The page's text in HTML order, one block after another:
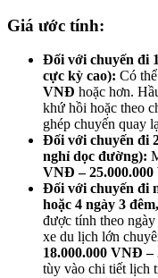
Giá ước tính:
Đối với chuyến đi
cực kỳ cao): Có
VNĐ hoặc hơn.
khứ hồi hoặc theo
ghép chuyến quay
Đối với chuyến đi
nghỉ dọc đường):
VNĐ –
Đối với chuyến đi
hoặc 4 ngày 3
được tính theo
xe du lịch lớn
18.000.000 VNĐ
tùy vào chi tiết lịch